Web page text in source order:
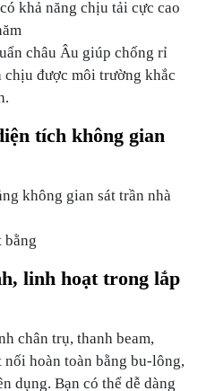
khả năng chịu tải cực cao
châu Âu giúp chống rỉ
chịu được môi trường khắc
tích không gian
không gian sát trần nhà
bằng
linh hoạt trong lắp
chân trụ, thanh beam,
hoàn toàn bằng bu-lông,
dụng. Bạn có thể dễ dàng